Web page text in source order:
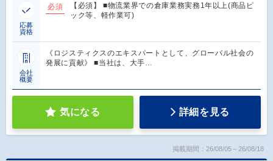
応募
資格
必須
【必須】 ■物流業界での倉庫業務実務1年以上(商品ピ
ック等、軽作業可)
会社
概要
《ロジスティクスのエキスパートとして、グローバル社会の
発展に貢献》 ■当社は、大手…
気になる 詳細を見る
掲載期間：26/08/05～26/08/18